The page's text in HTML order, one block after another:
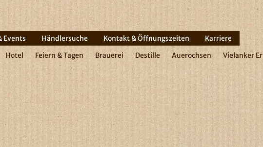
Events Händlersuche Kontakt & Öffnungszeiten
Karriere
Hotel Feiern & Tagen Brauerei Destille Auerochsen Vielanker